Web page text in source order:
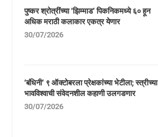
पुष्कर श्रोत्रींच्या ‘झिम्माड’ पिकनिकमध्ये ६० हून
अधिक मराठी कलाकार एकत्र येणार
30/07/2026
‘बंधिनी’ ९ ऑक्टोबरला प्रेक्षकांच्या भेटीला; स्त्रीच्या
भावविश्वाची संवेदनशील कहाणी उलगडणार
30/07/2026